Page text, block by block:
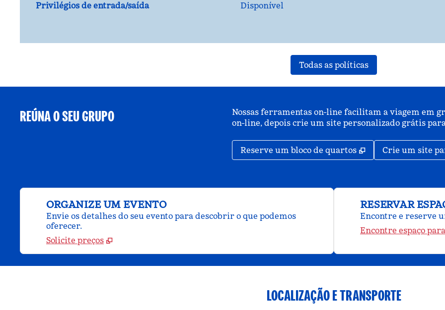
Privilégios de entrada/saída Disponível
Todas as políticas
REÚNA O SEU GRUPO
Nossas ferramentas on-line facilitam a viagem em
on-line, depois crie um site personalizado grátis
Reserve um bloco de quartos , Abre nova guia
Crie um site
ORGANIZE UM EVENTO
Envie os detalhes do seu evento para descobrir o que podemos
oferecer.
Solicite preços
RESERVAR
Encontre e reserve
Encontre espaço
LOCALIZAÇÃO E TRANSPORTE